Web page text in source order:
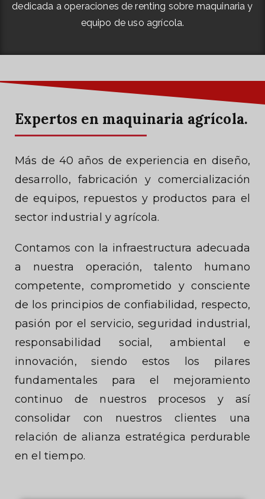
dedicada a operaciones de renting sobre maquinaria y
equipo de uso agrícola.
Expertos en maquinaria agrícola.
Más de 40 años de experiencia en diseño,
desarrollo, fabricación y comercialización
de equipos, repuestos y productos para el
sector industrial y agrícola.
Contamos con la infraestructura adecuada
a nuestra operación, talento humano
competente, comprometido y consciente
de los principios de confiabilidad, respecto,
pasión por el servicio, seguridad industrial,
responsabilidad social, ambiental e
innovación, siendo estos los pilares
fundamentales para el mejoramiento
continuo de nuestros procesos y así
consolidar con nuestros clientes una
relación de alianza estratégica perdurable
en el tiempo.